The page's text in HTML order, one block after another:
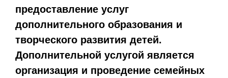
предоставление услуг
дополнительного образования и
творческого развития детей.
Дополнительной услугой является
организация и проведение семейных